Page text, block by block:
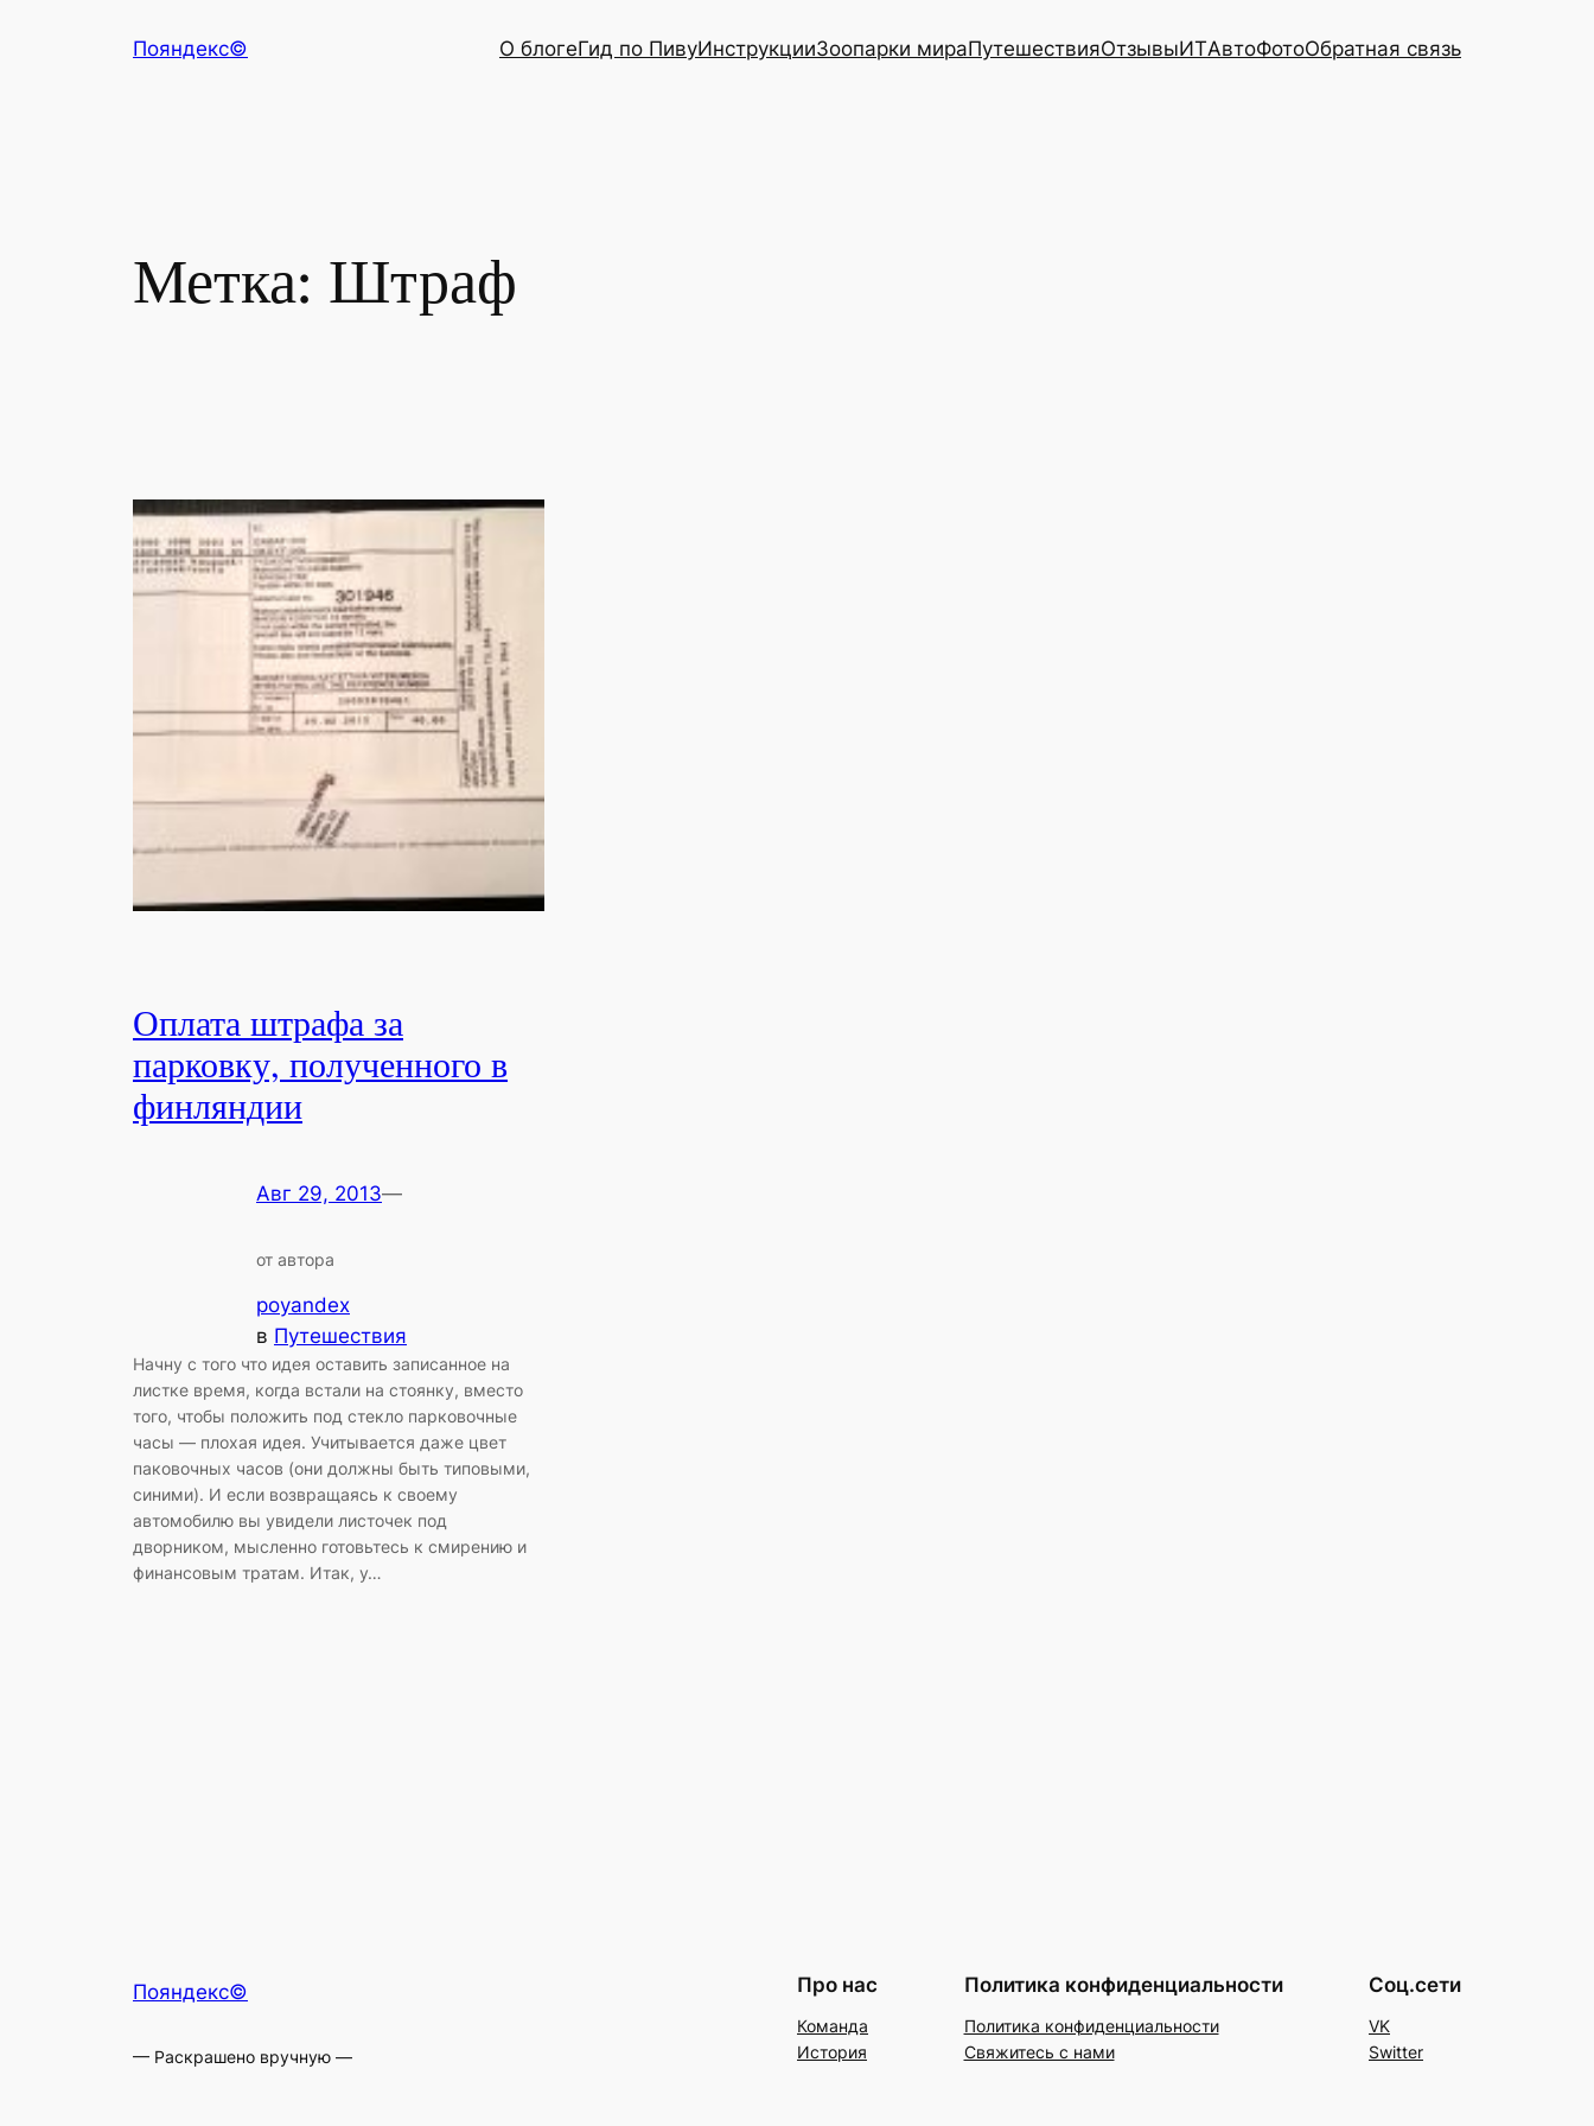
Пояндекс© О блогеГид по ПивуИнструкцииЗоопарки мираПутешествияОтзывыИТАвтоФотоОбратная связь
Метка: Штраф
Оплата штрафа за
парковку, полученного в
финляндии
Авг 29, 2013—
от автора
poyandex
в Путешествия
Начну с того что идея оставить записанное на
листке время, когда встали на стоянку, вместо
того, чтобы положить под стекло парковочные
часы — плохая идея. Учитывается даже цвет
паковочных часов (они должны быть типовыми,
синими). И если возвращаясь к своему
автомобилю вы увидели листочек под
дворником, мысленно готовьтесь к смирению и
финансовым тратам. Итак, у…
Пояндекс©
— Раскрашено вручную —
Про нас
Команда
История
Политика конфиденциальности
Политика конфиденциальности
Свяжитесь с нами
Соц.сети
VK
Switter